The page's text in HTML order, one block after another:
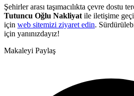
Şehirler arası taşımacılıkta çevre dostu
Tutuncu Oğlu Nakliyat ile iletişime
için web sitemizi ziyaret edin.
için yanınızdayız!
Makaleyi Paylaş